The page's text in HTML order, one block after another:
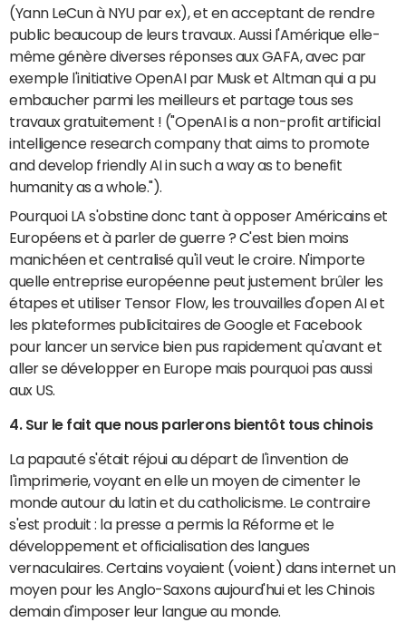
(Yann LeCun à NYU par ex), et en acceptant de rendre
public beaucoup de leurs travaux. Aussi l'Amérique elle-
même génère diverses réponses aux GAFA, avec par
exemple l'initiative OpenAI par Musk et Altman qui a pu
embaucher parmi les meilleurs et partage tous ses
travaux gratuitement ! ("OpenAI is a non-profit artificial
intelligence research company that aims to promote
and develop friendly AI in such a way as to benefit
humanity as a whole.").
Pourquoi LA s'obstine donc tant à opposer Américains et
Européens et à parler de guerre ? C'est bien moins
manichéen et centralisé qu'il veut le croire. N'importe
quelle entreprise européenne peut justement brûler les
étapes et utiliser Tensor Flow, les trouvailles d'open AI et
les plateformes publicitaires de Google et Facebook
pour lancer un service bien pus rapidement qu'avant et
aller se développer en Europe mais pourquoi pas aussi
aux US.
4. Sur le fait que nous parlerons bientôt tous chinois
La papauté s'était réjoui au départ de l'invention de
l'imprimerie, voyant en elle un moyen de cimenter le
monde autour du latin et du catholicisme. Le contraire
s'est produit : la presse a permis la Réforme et le
développement et officialisation des langues
vernaculaires. Certains voyaient (voient) dans internet un
moyen pour les Anglo-Saxons aujourd'hui et les Chinois
demain d'imposer leur langue au monde.